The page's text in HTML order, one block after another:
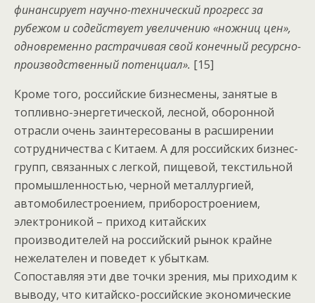
финансирует научно-технический прогресс за
рубежом и содействует увеличению «ножниц цен»,
одновременно растрачивая свой конечный ресурсно-
производственный потенциал». [15]
Кроме того, российские бизнесмены, занятые в
топливно-энергетической, лесной, оборонной
отрасли очень заинтересованы в расширении
сотрудничества с Китаем. А для российских бизнес-
групп, связанных с легкой, пищевой, текстильной
промышленностью, черной металлургией,
автомобилестроением, приборостроением,
электроникой – приход китайских
производителей на российский рынок крайне
нежелателен и поведет к убыткам.
Сопоставляя эти две точки зрения, мы приходим к
выводу, что китайско-российские экономические